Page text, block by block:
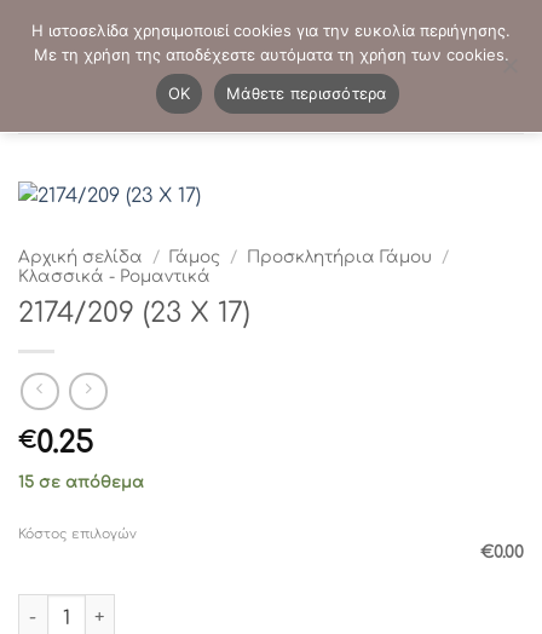
στο
ΤΗΛΕΦΩΝΙΚΕΣ ΠΑΡΑΓΓΕΛΙΕΣ: - 2103821941
Αρχική σελίδα / Γάμος / Προσκλητήρια Γάμου
/
Κλασσικά - Ρομαντικά
2174/209 (23 Χ 17)
€0.25
15 σε απόθεμα
Κόστος επιλογών
€0.00
2174/209 (23 Χ 17) ποσότητα
Η ιστοσελίδα χρησιμοποιεί cookies για την ευκολία περιήγησης.
Με τη χρήση της αποδέχεστε αυτόματα τη χρήση των cookies.
OK
Μάθετε περισσότερα